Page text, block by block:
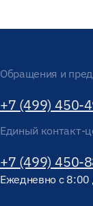
Обращения и
+7 (499) 450-
Единый контакт-
+7 (499) 450-
Ежедневно с